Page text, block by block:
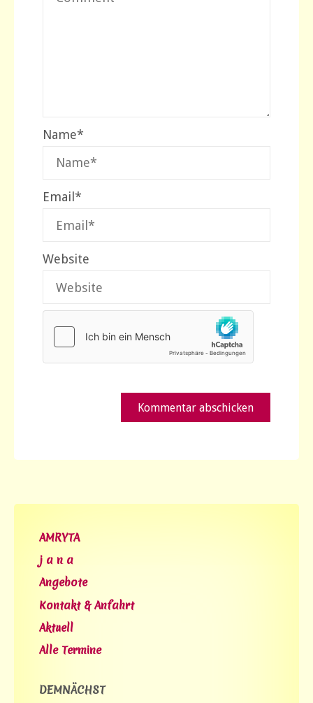
Name*
Email *
Website
AMRYTA
j a n a
Angebote
Kontakt & Anfahrt
Aktuell
Alle Termine
DEMNÄCHST